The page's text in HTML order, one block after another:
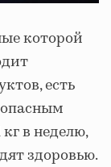
которой
есть
в неделю,
здоровью.